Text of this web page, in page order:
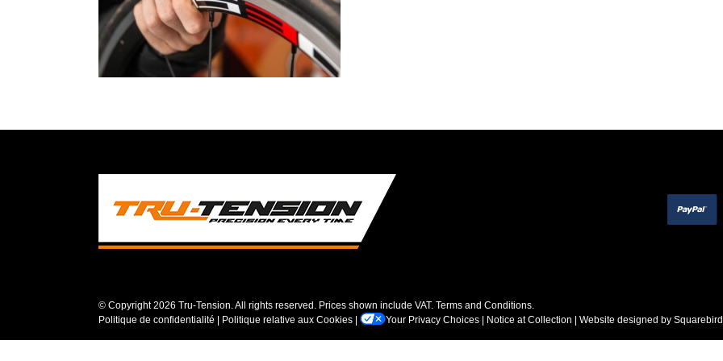
© Copyright2026 Tru-Tension. All rights reserved. Prices shown include VAT. Terms and Conditions.
Politique de confidentialité
Politique relative aux Cookies Your Privacy Choices Notice at Collection | Website designed by Squarebird